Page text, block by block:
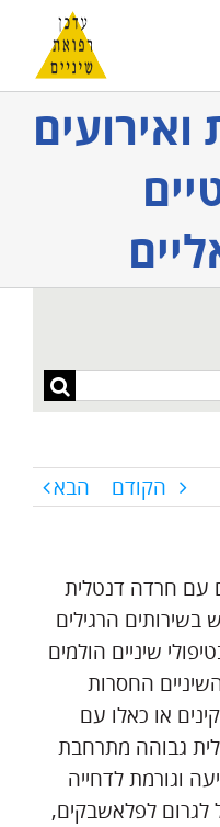
הקודם הבא
עם חרדה דנטלית
הרגילים
שיניים הולמים
החסרות
או כאלו עם
גבוהה מתרחבת
וגורמת לדחייה
לגרום לפלאשבקים,